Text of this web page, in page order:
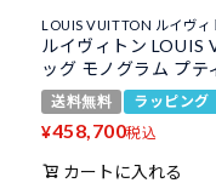
LOUIS VUITTON ルイヴィ
ルイヴィトン LOUIS
ッグ モノグラム プ
送料無料 ラッピング
¥458,700税込
カートに入れる